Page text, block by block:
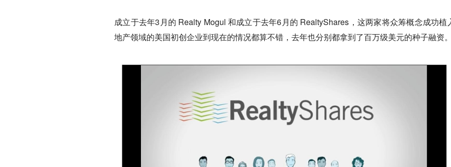
成立于去年3月的 Realty Mogul 和成立于去年6月的 RealtyShares，这两家将众筹概念成功植
地产领域的美国初创企业到现在的情况都算不错，去年也分别都拿到了百万级美元的种子融资。